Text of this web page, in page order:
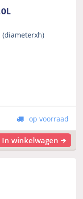
(diameterxh)
op voorraad
In winkelwagen